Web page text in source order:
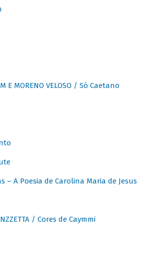
E MORENO VELOSO / Só Caetano
– A Poesia de Carolina Maria de Jesus
/ Cores de Caymmi